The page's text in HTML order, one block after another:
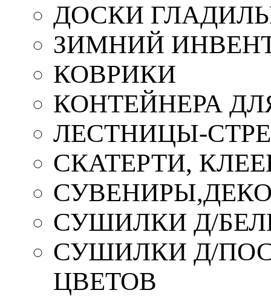
ДОСКИ
ЗИМНИЙ
КОВРИКИ
КОНТЕЙНЕРА
ЛЕСТНИЦЫ-
СКАТЕРТИ,
СУШИЛКИ Д/
СУШИЛКИ Д/
ЦВЕТОВ